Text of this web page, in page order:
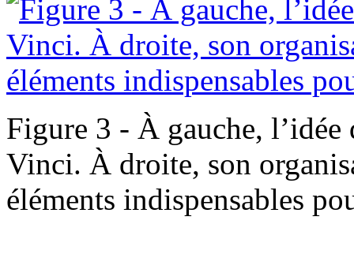
Figure 3 - À gauche, l’idée
Vinci. À droite, son
éléments indispensables